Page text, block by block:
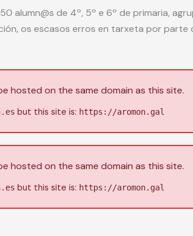
alumn@s de 4º, 5º e 6º de primaria,
os escasos erros en tarxeta por
hosted on the same domain as this site.
but this site is: https://aromon.gal
hosted on the same domain as this site.
but this site is: https://aromon.gal